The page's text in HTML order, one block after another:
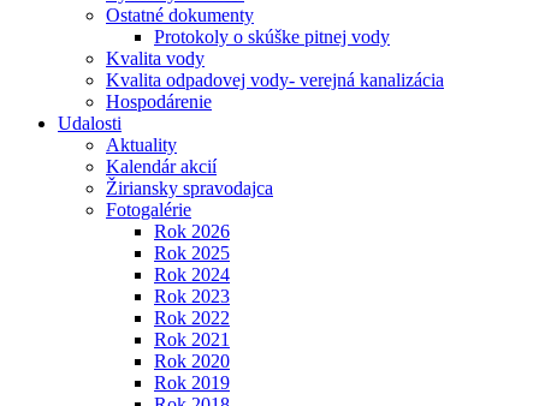
Ostatné dokumenty
Protokoly o skúške pitnej vody
Kvalita vody
Kvalita odpadovej vody- verejná kanalizácia
Hospodárenie
Udalosti
Aktuality
Kalendár akcií
Žiriansky spravodajca
Fotogalérie
Rok 2026
Rok 2025
Rok 2024
Rok 2023
Rok 2022
Rok 2021
Rok 2020
Rok 2019